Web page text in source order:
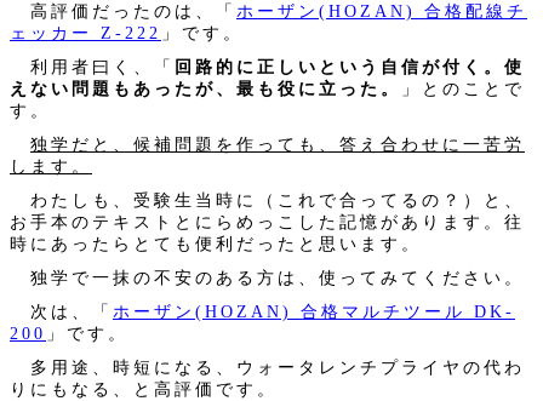
高評価だったのは、「 ホーザン(HOZAN) 合格配線チ
ェッカー Z-222 」です。
利用者曰く、「 回路的に正しいという自信が付く。使
えない問題もあったが、最も役に立った。
」とのことで
す。
独学だと、候補問題を作っても、答え合わせに一苦労
します。
わたしも、受験生当時に（これで合ってるの？）と、
お手本のテキストとにらめっこした記憶があります。往
時にあったらとても便利だったと思います。
独学で一抹の不安のある方は、使ってみてください。
次は、「 ホーザン(HOZAN) 合格マルチツール DK-
200 」です。
多用途、時短になる、ウォータレンチプライヤの代わ
りにもなる、と高評価です。